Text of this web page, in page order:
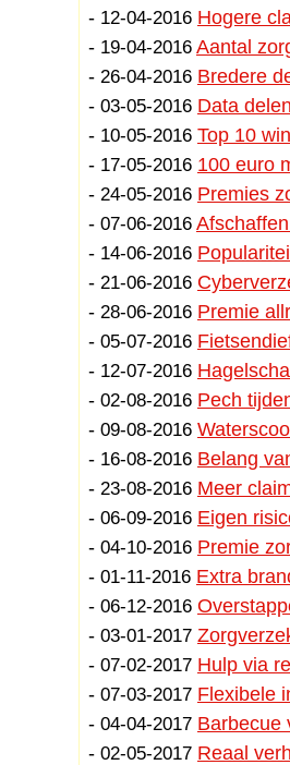
- 12-04-2016 Hogere
- 19-04-2016 Aantal
- 26-04-2016 Bredere
- 03-05-2016 Data
- 10-05-2016 Top 10
- 17-05-2016 100 euro
- 24-05-2016 Premies
- 07-06-2016
- 14-06-2016
- 21-06-2016
- 28-06-2016 Premie
- 05-07-2016
- 12-07-2016
- 02-08-2016 Pech
- 09-08-2016
- 16-08-2016 Belang
- 23-08-2016 Meer
- 06-09-2016 Eigen
- 04-10-2016 Premie
- 01-11-2016 Extra
- 06-12-2016
- 03-01-2017
- 07-02-2017 Hulp via
- 07-03-2017 Flexibele
- 04-04-2017 Barbecue
- 02-05-2017 Reaal